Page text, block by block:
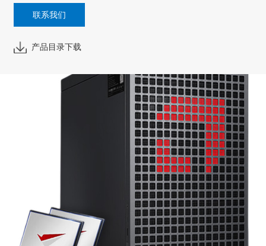
联系我们
产品目录下载